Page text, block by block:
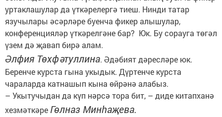
уртаклашулар да үткәрелергә тиеш. Нинди татар
язучылары әсәрләре буенча фикер алышулар,
конференцияләр үткәрелгәне бар? Юк. Бу сорауга төгәл
үзем дә җавап бирә алам.
Әлфия Төхфәтуллина. Әдәбият дәресләре юк.
Беренче курста гына укыдык. Дүртенче курста
чараларда катнашып кына өйрәнә алабыз.
– Укытучыдан да күп нәрсә тора бит, – диде китапханә
хезмәткәре Гөлназ Минһаҗева.